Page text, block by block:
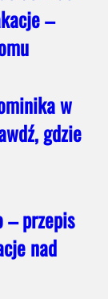
–
w
gdzie
– przepis
nad